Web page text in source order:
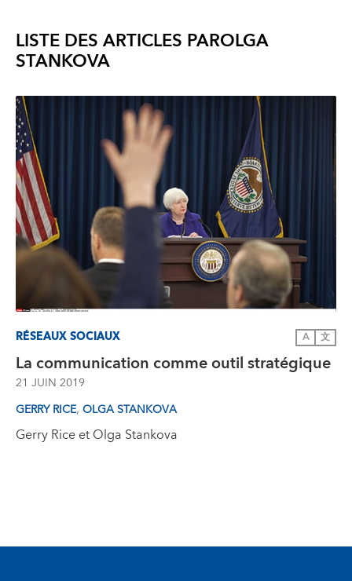
LISTE DES ARTICLES PAROLGA
STANKOVA
RÉSEAUX SOCIAUX A 文
La communication comme outil stratégique
21 JUIN 2019
GERRY RICE, OLGA STANKOVA
Gerry Rice et Olga Stankova